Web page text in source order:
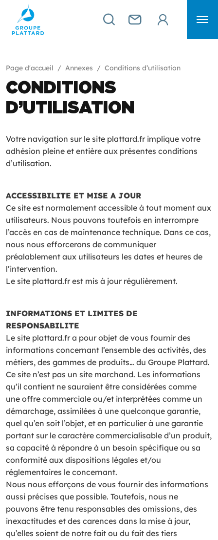
Page d'accueil Annexes Conditions d’utilisation
CONDITIONS
D’UTILISATION
Votre navigation sur le site plattard.fr implique votre
adhésion pleine et entière aux présentes conditions
d’utilisation.
ACCESSIBILITE ET MISE A JOUR
Ce site est normalement accessible à tout moment aux
utilisateurs. Nous pouvons toutefois en interrompre
l’accès en cas de maintenance technique. Dans ce cas,
nous nous efforcerons de communiquer
préalablement aux utilisateurs les dates et heures de
l’intervention.
Le site plattard.fr est mis à jour régulièrement.
INFORMATIONS ET LIMITES DE
RESPONSABILITE
Le site plattard.fr a pour objet de vous fournir des
informations concernant l’ensemble des activités, des
métiers, des gammes de produits… du Groupe Plattard.
Ce site n’est pas un site marchand. Les informations
qu’il contient ne sauraient être considérées comme
une offre commerciale ou/et interprétées comme un
démarchage, assimilées à une quelconque garantie,
quel qu’en soit l’objet, et en particulier à une garantie
portant sur le caractère commercialisable d’un produit,
sa capacité à répondre à un besoin spécifique ou sa
conformité aux dispositions légales et/ou
réglementaires le concernant.
Nous nous efforçons de vous fournir des informations
aussi précises que possible. Toutefois, nous ne
pouvons être tenu responsables des omissions, des
inexactitudes et des carences dans la mise à jour,
qu’elles soient de notre fait ou du fait des tiers